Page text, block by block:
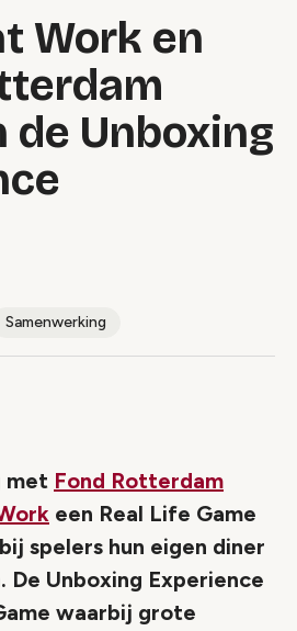
Work en
de Unboxing
Samenwerking
met Fond Rotterdam
een Real Life Game
spelers hun eigen diner
De Unboxing Experience
waarbij grote